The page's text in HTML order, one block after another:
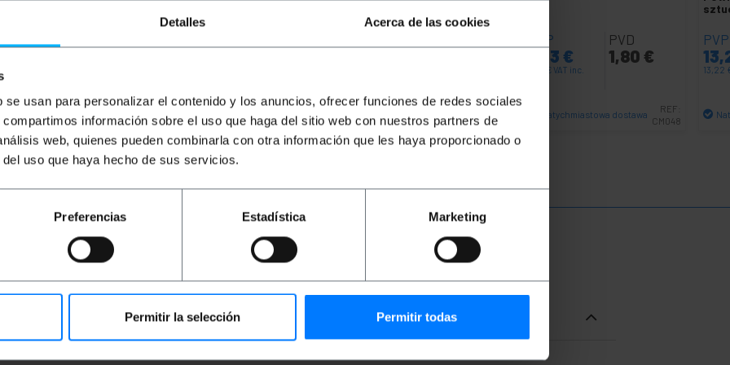
Detalles Acerca de las cookies
usan para personalizar el contenido y los anuncios, ofrecer funciones de redes sociales
información sobre el uso que haga del sitio web con nuestros partners de
web, quienes pueden combinarla con otra información que les haya proporcionado o
uso que haya hecho de sus servicios.
Preferencias Estadística Marketing
Permitir la selección Permitir todas
Od 9 do 10 dni roboczych
REF:
TX071
Ilość
Od 8 do 9 dni roboczych
REF:
TX072
Ilość
Natychmiastowa dostawa
REF:
VH061
Ilość
PVP
2,13 €
€ VAT inc.
PVD
1,80 €
Natychmiastowa dostawa
REF:
CM048
PVP
13,22